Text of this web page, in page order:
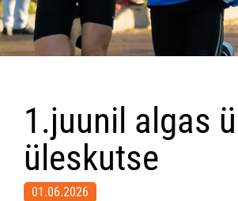
1.juunil algas
üleskutse
01.06.2026